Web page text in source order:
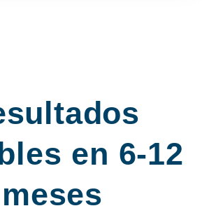
en 6-12
meses